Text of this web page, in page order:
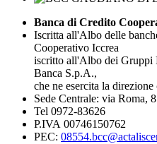
Banca di Credito
Iscritta all'Albo delle
Cooperativo Iccrea
iscritto all'Albo dei Gruppi
Banca S.p.A.,
che ne esercita la
Sede Centrale: via Roma,
Tel 0972-83626
P.IVA 00746150762
PEC: